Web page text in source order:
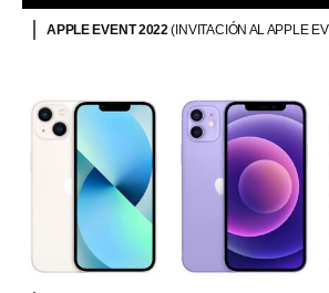
APPLE EVENT 2022(INVITACIÓN AL APPLE